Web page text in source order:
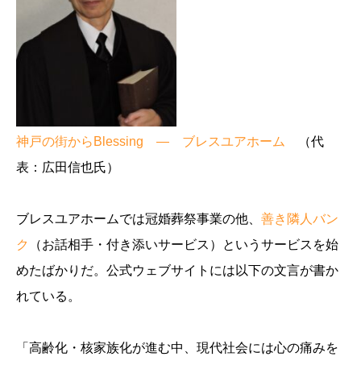
神戸の街からBlessing ― ブレスユアホーム
（代
表：広田信也氏）
ブレスユアホームでは冠婚葬祭事業の他、 善き隣人バン
ク
（お話相手・付き添いサービス）というサービスを始
めたばかりだ。公式ウェブサイトには以下の文言が書か
れている。
「高齢化・核家族化が進む中、現代社会には心の痛みを